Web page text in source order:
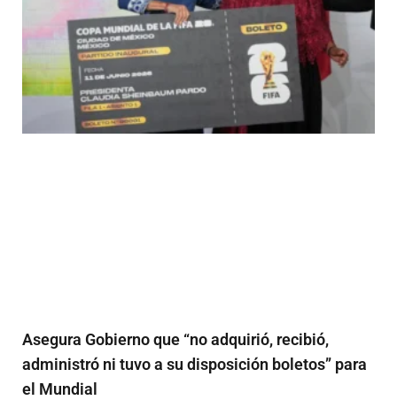
Asegura Gobierno que “no adquirió, recibió,
administró ni tuvo a su disposición boletos” para
el Mundial